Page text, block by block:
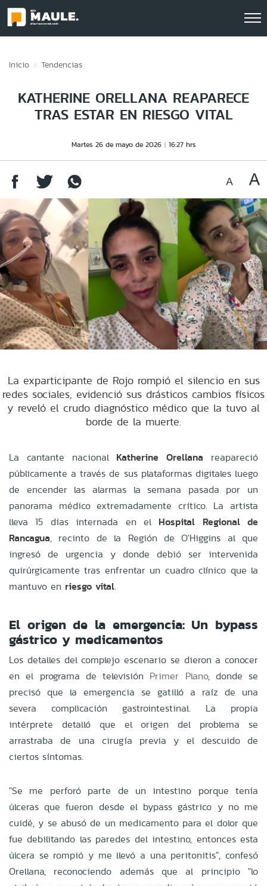
Inicio Tendencias
KATHERINE ORELLANA REAPARECE
TRAS ESTAR EN RIESGO VITAL
Martes 26 de mayo de 2026 16:27 hrs
La exparticipante de Rojo rompió el silencio en sus
redes sociales, evidenció sus drásticos cambios físicos
y reveló el crudo diagnóstico médico que la tuvo al
borde de la muerte.
La cantante nacional Katherine Orellana reapareció
públicamente a través de sus plataformas digitales luego
de encender las alarmas la semana pasada por un
panorama médico extremadamente crítico. La artista
lleva 15 días internada en el Hospital Regional de
Rancagua, recinto de la Región de O'Higgins al que
ingresó de urgencia y donde debió ser intervenida
quirúrgicamente tras enfrentar un cuadro clínico que la
mantuvo en riesgo vital.
El origen de la emergencia: Un bypass
gástrico y medicamentos
Los detalles del complejo escenario se dieron a conocer
en el programa de televisión Primer Plano, donde se
precisó que la emergencia se gatilló a raíz de una
severa complicación gastrointestinal. La propia
intérprete detalló que el origen del problema se
arrastraba de una cirugía previa y el descuido de
ciertos síntomas.
"Se me perforó parte de un intestino porque tenía
úlceras que fueron desde el bypass gástrico y no me
cuidé, y se abusó de un medicamento para el dolor que
fue debilitando las paredes del intestino, entonces esta
úlcera se rompió y me llevó a una peritonitis", confesó
Orellana, reconociendo además que al principio "lo